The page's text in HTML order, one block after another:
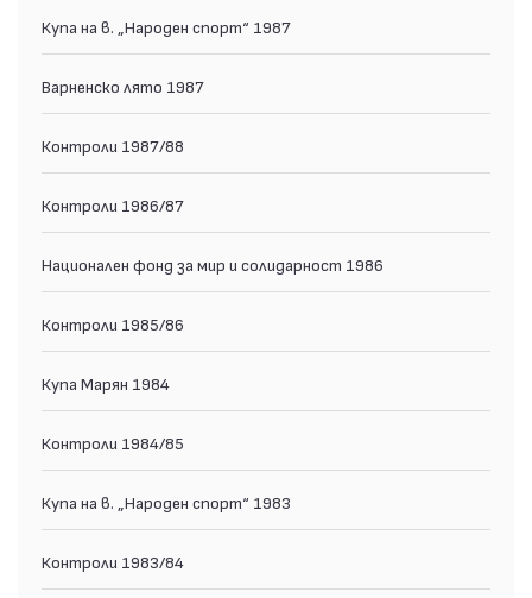
Купа на в. „Народен спорт“ 1987
Варненско лято 1987
Контроли 1987/88
Контроли 1986/87
Национален фонд за мир и солидарност 1986
Контроли 1985/86
Купа Марян 1984
Контроли 1984/85
Купа на в. „Народен спорт“ 1983
Контроли 1983/84